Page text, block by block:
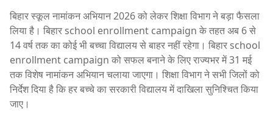
बिहार स्कूल नामांकन अभियान 2026 को लेकर शिक्षा विभाग ने बड़ा फैसला
लिया है। बिहार school enrollment campaign के तहत अब 6 से
14 वर्ष तक का कोई भी बच्चा विद्यालय से बाहर नहीं रहेगा। बिहार school
enrollment campaign को सफल बनाने के लिए राज्यभर में 31 मई
तक विशेष नामांकन अभियान चलाया जाएगा। शिक्षा विभाग ने सभी जिलों को
निर्देश दिया है कि हर बच्चे का सरकारी विद्यालय में दाखिला सुनिश्चित किया
जाए।